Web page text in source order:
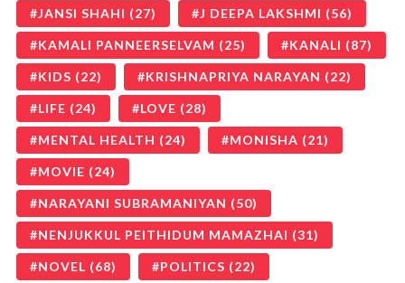
JANSI SHAHI (27) J DEEPA LAKSHMI (56)
KAMALI PANNEERSELVAM (25) KANALI (87)
KIDS (22) KRISHNAPRIYA NARAYAN (22)
LIFE (24) LOVE (28)
MENTAL HEALTH (24) MONISHA (21)
MOVIE (24)
NARAYANI SUBRAMANIYAN (50)
NENJUKKUL PEITHIDUM MAMAZHAI (31)
NOVEL (68) POLITICS (22)